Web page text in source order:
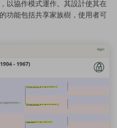
以協作模式運作。其設計使其在
功能包括共享家族樹，使用者可